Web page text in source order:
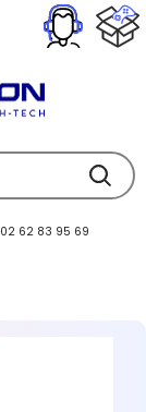
02 62 83 95 69